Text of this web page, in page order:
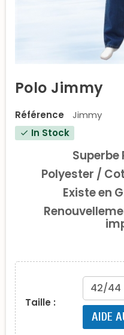
Polo Jimmy
Référence Jimmy
check In Stock
Superbe
Polyester /
Existe en
Taille :
AIDE